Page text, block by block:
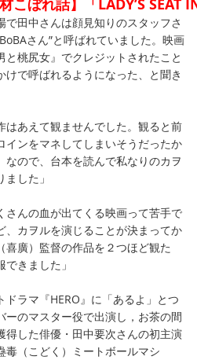
こぼれ話】「LADY’S SEAT
田中さんは顔見知りのスタッフさ
さん”と呼ばれていました。映画
と桃尻女』でクレジットされたこと
けで呼ばれるようになった、と聞き
あえて観ませんでした。観ると前
インをマネしてしまいそうだったか
なので、台本を読んで私なりのカヲ
した」
んの血が出てくる映画って苦手で
、カヲルを演じることが決まってか
喜廣）監督の作品を２つほど観た
できました」
ドラマ『HERO』に「あるよ」とつ
ーのマスター役で出演し，お茶の間
得した俳優・田中要次さんの初主演
毒（こどく）ミートボールマシ